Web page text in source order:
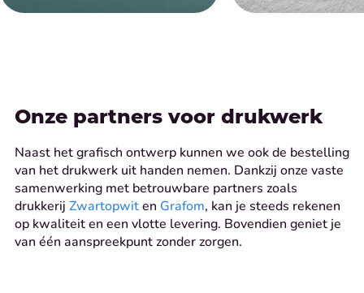
Onze partners voor drukwerk
Naast het grafisch ontwerp kunnen we ook de bestelling
van het drukwerk uit handen nemen. Dankzij onze vaste
samenwerking met betrouwbare partners zoals
drukkerij Zwartopwiten Grafom, kan je steeds rekenen
op kwaliteit en een vlotte levering. Bovendien geniet je
van één aanspreekpunt zonder zorgen.